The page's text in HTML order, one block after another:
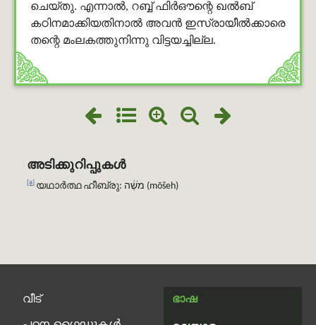
ചെയ്തു. എന്നാല്‍, റബ്ബ് ഫിർഔന്റെ ഖൽബ്
കഠിനമാക്കിയതിനാല്‍ അവന്‍ ഇസ്രായീല്‍ക്കാരെ
തന്റെ മംലകത്തുനിന്നു വിട്ടയച്ചില്ല.
അടിക്കുറിപ്പുകൾ
[a] യഥാർത്ഥ ഹീബ്രു: מֹשֶׁ֔ה (mōšeh)
വീട് ഭാഷ